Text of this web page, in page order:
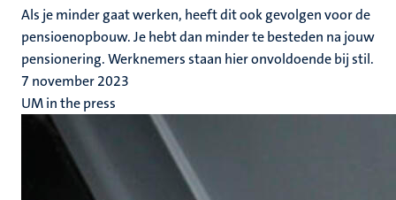
Als je minder gaat werken, heeft dit ook gevolgen voor de
pensioenopbouw. Je hebt dan minder te besteden na jouw
pensionering. Werknemers staan hier onvoldoende bij stil.
7 november 2023
UM in the press